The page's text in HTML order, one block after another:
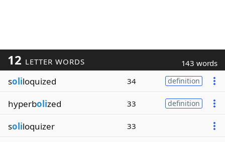
12 LETTER WORDS 143 words
soliloquized 34 definition
hyperbolized 33 definition
soliloquizer 33